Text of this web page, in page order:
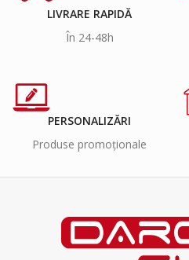
LIVRARE RAPIDĂ
În 24-48h
PERSONALIZĂRI
Produse promoționale